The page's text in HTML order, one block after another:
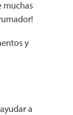
muchas
y
a